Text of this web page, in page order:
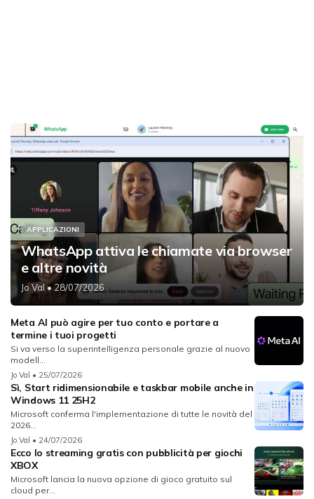
APPLICAZIONI
WhatsApp attiva le chiamate via browser
e altre novità
Jo Val• 28/07/2026
Meta AI può agire per tuo conto e portare a
termine i tuoi progetti
Si va verso la superintelligenza personale grazie al nuovo
modell...
Jo Val • 25/07/2026
Sì, Start ridimensionabile e taskbar mobile anche in
Windows 11 25H2
Microsoft conferma l'implementazione di tutte le novità del
2026...
Jo Val • 24/07/2026
Ecco lo streaming gratis con pubblicità per giochi
XBOX
Microsoft lancia la nuova opzione di gioco gratuito sul
cloud per...